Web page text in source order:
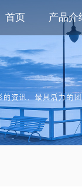
首页 产品介